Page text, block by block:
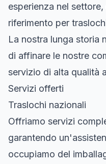
esperienza nel
riferimento per
La nostra lunga storia
di affinare le nostre
servizio di alta qualità
Servizi offerti
Traslochi nazionali
Offriamo servizi
garantendo
occupiamo del